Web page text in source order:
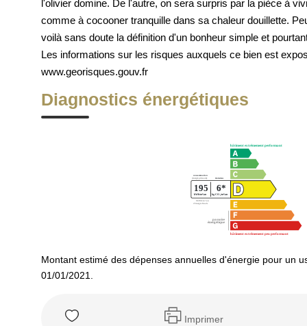
l'olivier domine. De l'autre, on sera surpris par la pièce à
comme à cocooner tranquille dans sa chaleur douillette.
voilà sans doute la définition d'un bonheur simple et
Les informations sur les risques auxquels ce bien est
www.georisques.gouv.fr
Diagnostics énergétiques
Montant estimé des dépenses annuelles d'énergie pour un
01/01/2021.
Imprimer